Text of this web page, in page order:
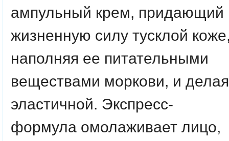
ампульный крем, придающий
жизненную силу тусклой
наполняя ее питательными
веществами моркови, и делая
эластичной. Экспресс-
формула омолаживает лицо,